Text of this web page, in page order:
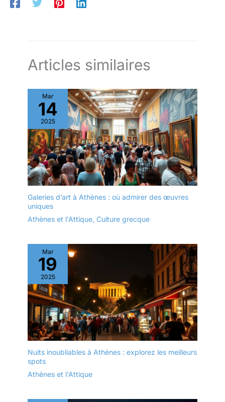
Articles similaires
Mar
14
2025
Galeries d’art à Athènes : où admirer des œuvres
uniques
Athènes et l'Attique, Culture grecque
Mar
19
2025
Nuits inoubliables à Athènes : explorez les meilleurs
spots
Athènes et l'Attique